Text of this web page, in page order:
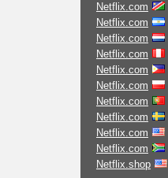
Netflix.com
Netflix.com
Netflix.com
Netflix.com
Netflix.com
Netflix.com
Netflix.com
Netflix.com
Netflix.com
Netflix.com
Netflix.shop